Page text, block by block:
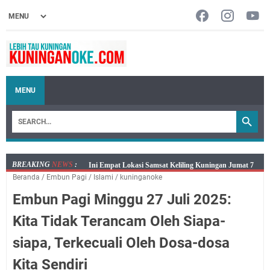
MENU
BREAKING NEWS :
Jumat 7 Agustus 2026 Mobil SIM Keliling Ada di
Kecamatan Sindangagung
Embun Pagi Jumat 8 Agustus 2026: Jika Keberkahan
Kelaparan Meskipun Memiliki Sekarung Penuh Uang
Salat Lima Waktu itu Bukan Cuma Kewajiban, Tapi
Beranda / ‌Embun Pagi / Islami / kuninganoke
Embun Pagi Minggu 27 Juli 2025:
Kita Tidak Terancam Oleh Siapa-
siapa, Terkecuali Oleh Dosa-dosa
Kita Sendiri